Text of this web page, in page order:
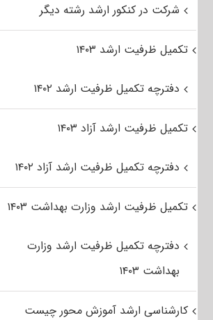
شرکت در کنکور ارشد رشته دیگر
تکمیل ظرفیت ارشد ۱۴۰۳
دفترچه تکمیل ظرفیت ارشد ۱۴۰۲
تکمیل ظرفیت ارشد آزاد ۱۴۰۳
دفترچه تکمیل ظرفیت ارشد آزاد ۱۴۰۲
تکمیل ظرفیت ارشد وزارت بهداشت ۱۴۰۳
دفترچه تکمیل ظرفیت ارشد وزارت
بهداشت ۱۴۰۳
کارشناسی ارشد آموزش محور چیست